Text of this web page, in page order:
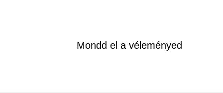
Mondd el a véleményed